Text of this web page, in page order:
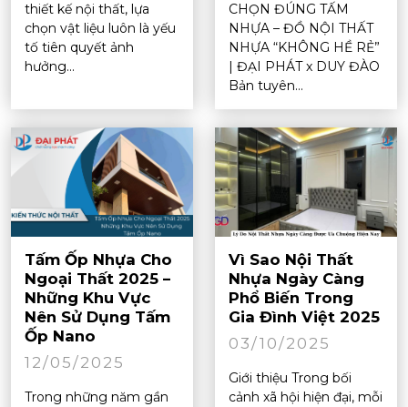
thiết kế nội thất, lựa
chọn vật liệu luôn là yếu
tố tiên quyết ảnh
hưởng...
CHỌN ĐÚNG TẤM
NHỰA – ĐỒ NỘI THẤT
NHỰA “KHÔNG HỀ RẺ”
| ĐẠI PHÁT x DUY ĐÀO
Bản tuyên...
Tấm Ốp Nhựa Cho
Ngoại Thất 2025 –
Những Khu Vực
Nên Sử Dụng Tấm
Ốp Nano
12/05/2025
Trong những năm gần
Vì Sao Nội Thất
Nhựa Ngày Càng
Phổ Biến Trong
Gia Đình Việt 2025
03/10/2025
Giới thiệu Trong bối
cảnh xã hội hiện đại, mỗi